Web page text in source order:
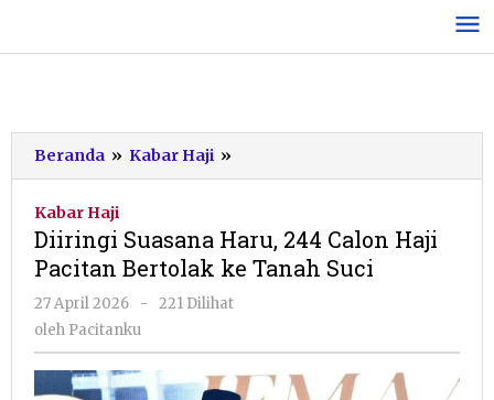
konten
Beranda » Kabar Haji »
Suasana
Calon
Haji
Suci
Kabar Haji
Diiringi Suasana Haru, 244 Calon Haji
Pacitan Bertolak ke Tanah Suci
27 April 2026
oleh
Pacitanku
-
221 Dilihat
oleh Pacitanku